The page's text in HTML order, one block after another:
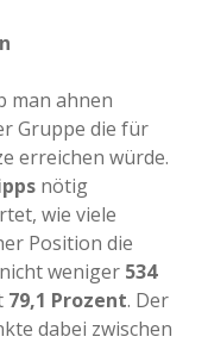
man ahnen
Gruppe die für
erreichen würde.
nötig
wie viele
Position die
weniger 534
79,1 Prozent. Der
dabei zwischen